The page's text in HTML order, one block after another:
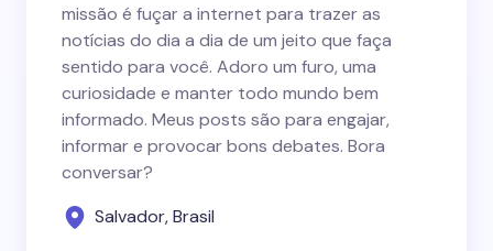
missão é fuçar a internet para trazer as
notícias do dia a dia de um jeito que faça
sentido para você. Adoro um furo, uma
curiosidade e manter todo mundo bem
informado. Meus posts são para engajar,
informar e provocar bons debates. Bora
conversar?
Salvador, Brasil